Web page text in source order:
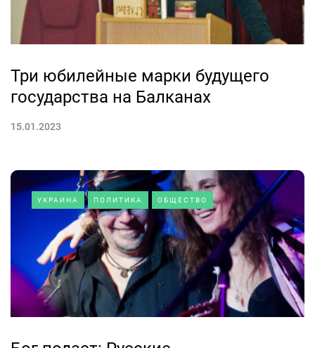
Три юбилейные марки будущего
государства на Балканах
15.01.2023
УКРАИНА ПОЛИТИКА ОБЩЕСТВО